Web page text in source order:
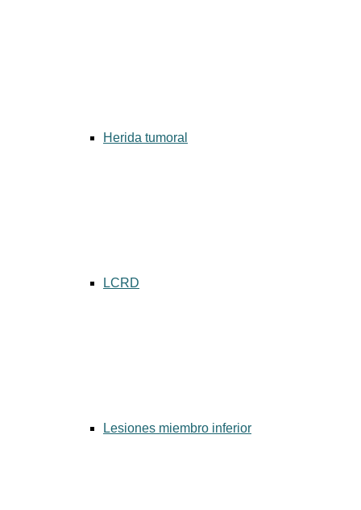
Herida tumoral
LCRD
Lesiones miembro inferior